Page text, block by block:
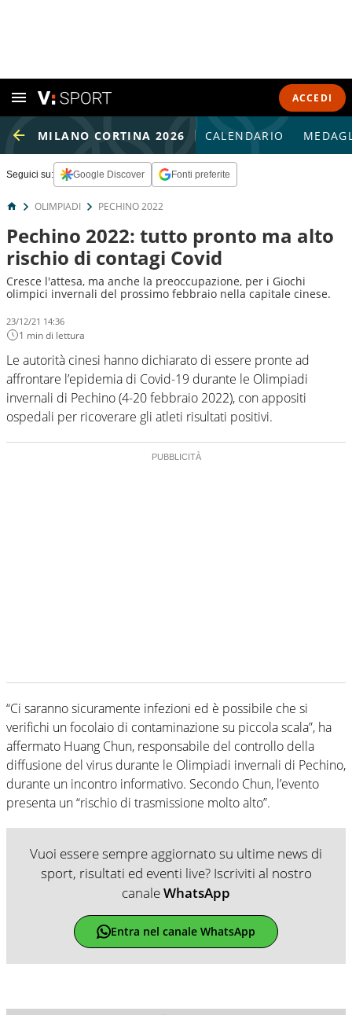
ACCEDI
MILANO CORTINA 2026 CALENDARIO
Seguici su: Google Discover Fonti preferite
OLIMPIADI PECHINO 2022
Pechino 2022: tutto pronto ma alto
rischio di contagi Covid
Cresce l'attesa, ma anche la preoccupazione, per i Giochi
olimpici invernali del prossimo febbraio nella capitale cinese.
23/12/21 14:36
1 min di lettura
Le autorità cinesi hanno dichiarato di essere pronte ad
affrontare l’epidemia di Covid-19 durante le Olimpiadi
invernali di Pechino (4-20 febbraio 2022), con appositi
ospedali per ricoverare gli atleti risultati positivi.
“Ci saranno sicuramente infezioni ed è possibile che si
verifichi un focolaio di contaminazione su piccola scala”, ha
affermato Huang Chun, responsabile del controllo della
diffusione del virus durante le Olimpiadi invernali di Pechino,
durante un incontro informativo. Secondo Chun, l’evento
presenta un “rischio di trasmissione molto alto”.
Vuoi essere sempre aggiornato su ultime news di
sport, risultati ed eventi live? Iscriviti al nostro
canaleWhatsApp
Entra nel canale WhatsApp